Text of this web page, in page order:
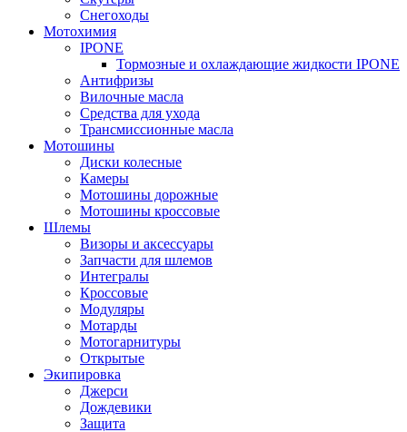
Снегоходы
Мотохимия
IPONE
Тормозные и охлаждающие жидкости IPONE
Антифризы
Вилочные масла
Средства для ухода
Трансмиссионные масла
Мотошины
Диски колесные
Камеры
Мотошины дорожные
Мотошины кроссовые
Шлемы
Визоры и аксессуары
Запчасти для шлемов
Интегралы
Кроссовые
Модуляры
Мотарды
Мотогарнитуры
Открытые
Экипировка
Джерси
Дождевики
Защита